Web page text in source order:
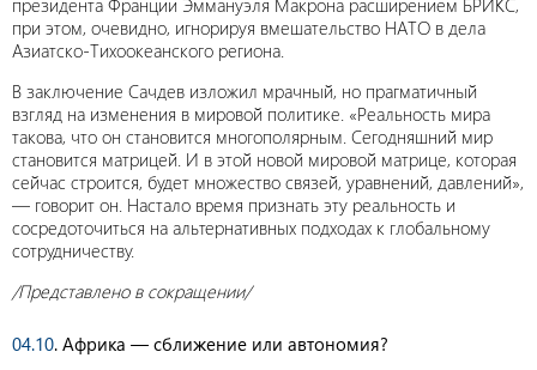
президента Франции Эммануэля Макрона расширением БРИКС,
при этом, очевидно, игнорируя вмешательство НАТО в дела
Азиатско-Тихоокеанского региона.
В заключение Сачдев изложил мрачный, но прагматичный
взгляд на изменения в мировой политике. «Реальность мира
такова, что он становится многополярным. Сегодняшний мир
становится матрицей. И в этой новой мировой матрице, которая
сейчас строится, будет множество связей, уравнений, давлений»,
— говорит он. Настало время признать эту реальность и
сосредоточиться на альтернативных подходах к глобальному
сотрудничеству.
/Представлено в сокращении/
04.10. Африка — сближение или автономия?